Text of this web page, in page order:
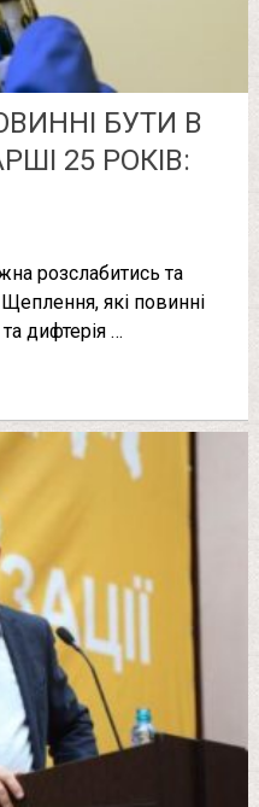
БУТИ В
25 РОКІВ:
розслабитись та
які повинні
дифтерія …